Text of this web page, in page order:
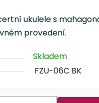
ukulele s
provedení.
Skladem
FZU-06C BK